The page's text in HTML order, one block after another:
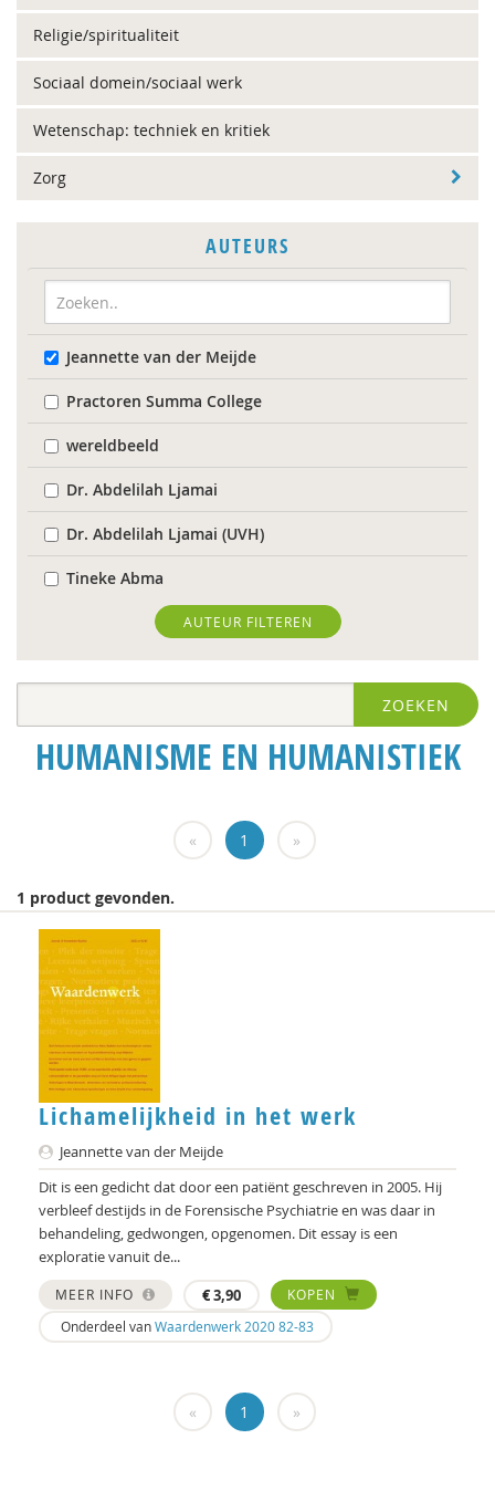
Religie/spiritualiteit
Sociaal domein/sociaal werk
Wetenschap: techniek en kritiek
Zorg
AUTEURS
Jeannette van der Meijde
Practoren Summa College
wereldbeeld
Dr. Abdelilah Ljamai
Dr. Abdelilah Ljamai (UVH)
Tineke Abma
Christa Anbeek
Dieuwertje Bakker
Lisette Bastiaansen
Krijn van Beek
J. van den Berg
Marjo van Bergen
Geert Bettinger
Frans Bieckmann
Desirée Bierlaagh
Gert Biesta
Laurine Blonk
Karianne den Boer
Theo van den Bogaart
Marij Bontemps-Hommen
AUTEUR FILTEREN
ZOEKEN
HUMANISME EN HUMANISTIEK
« 1 »
1 product gevonden.
Lichamelijkheid in het werk
Jeannette van der Meijde
Dit is een gedicht dat door een patiënt geschreven in 2005. Hij
verbleef destijds in de Forensische Psychiatrie en was daar in
behandeling, gedwongen, opgenomen. Dit essay is een
exploratie vanuit de...
MEER INFO €3,90
KOPEN
Onderdeel vanWaardenwerk 2020 82-83
« 1 »